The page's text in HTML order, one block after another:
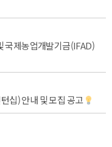
국제농업개발기금(IFAD)
십) 안내 및 모집 공고